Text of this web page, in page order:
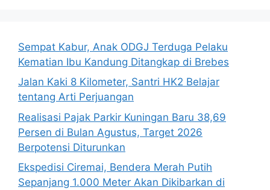
Sempat Kabur, Anak ODGJ Terduga Pelaku
Kematian Ibu Kandung Ditangkap di Brebes
Jalan Kaki 8 Kilometer, Santri HK2 Belajar
tentang Arti Perjuangan
Realisasi Pajak Parkir Kuningan Baru 38,69
Persen di Bulan Agustus, Target 2026
Berpotensi Diturunkan
Ekspedisi Ciremai, Bendera Merah Putih
Sepanjang 1.000 Meter Akan Dikibarkan di